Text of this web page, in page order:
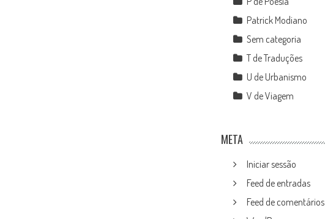
Patrick Modiano
Sem categoria
T de Traduções
U de Urbanismo
V de Viagem
META
Iniciar sessão
Feed de entradas
Feed de comentários